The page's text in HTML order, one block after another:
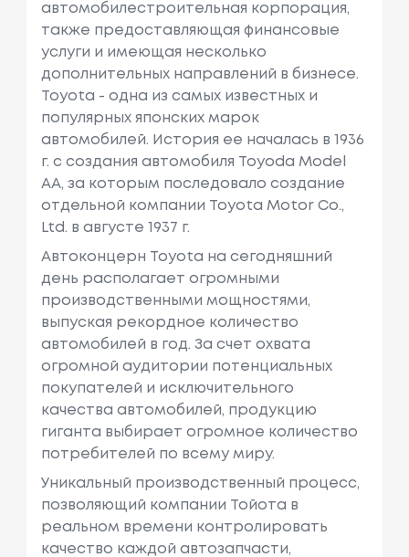
автомобилестроительная корпорация,
также предоставляющая финансовые
услуги и имеющая несколько
дополнительных направлений в бизнесе.
Toyota - одна из самых известных и
популярных японских марок
автомобилей. История ее началась в 1936
г. с создания автомобиля Toyoda Model
AA, за которым последовало создание
отдельной компании Toyota Motor Co.,
Ltd. в августе 1937 г.
Автоконцерн Toyota на сегодняшний
день располагает огромными
производственными мощностями,
выпуская рекордное количество
автомобилей в год. За счет охвата
огромной аудитории потенциальных
покупателей и исключительного
качества автомобилей, продукцию
гиганта выбирает огромное количество
потребителей по всему миру.
Уникальный производственный процесс,
позволяющий компании Тойота в
реальном времени контролировать
качество каждой автозапчасти,